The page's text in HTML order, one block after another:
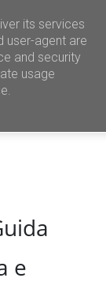
e
its services
user-agent are
and security
usage